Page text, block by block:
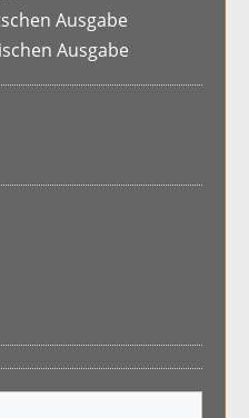
Ausgabe
Ausgabe